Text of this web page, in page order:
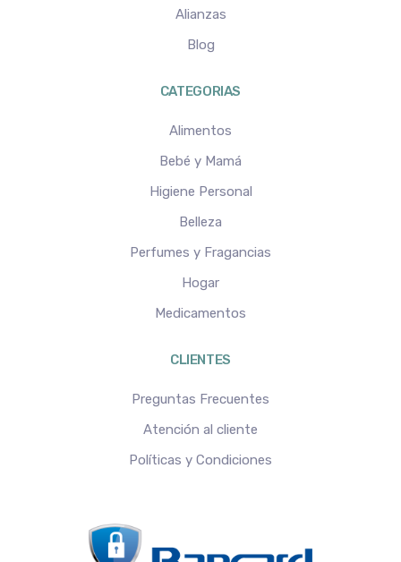
Alianzas
Blog
CATEGORIAS
Alimentos
Bebé y Mamá
Higiene Personal
Belleza
Perfumes y Fragancias
Hogar
Medicamentos
CLIENTES
Preguntas Frecuentes
Atención al cliente
Políticas y Condiciones